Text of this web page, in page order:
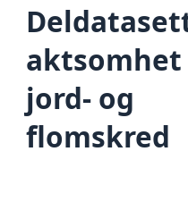
aktsomhet
jord- og
flomskred